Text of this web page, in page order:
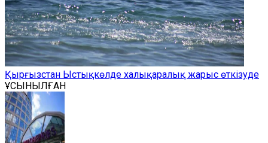
Қырғызстан Ыстықкөлде халықаралық жарыс өткізуде
ҰСЫНЫЛҒАН